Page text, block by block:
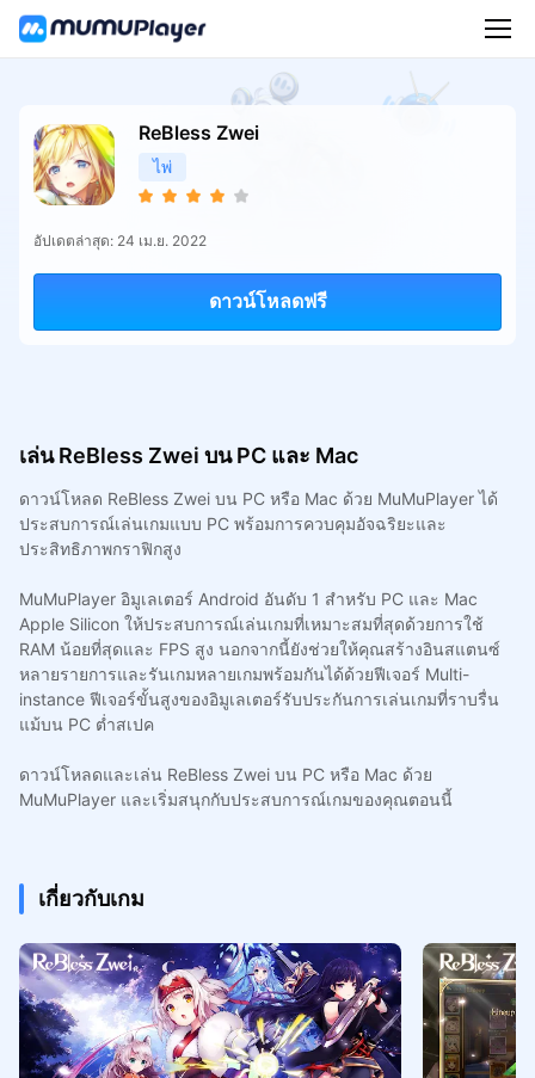
ReBless Zwei
ไพ่
อัปเดตล่าสุด: 24 เม.ย. 2022
ดาวน์โหลดฟรี
เล่น ReBless Zwei บน PC และ Mac
ดาวน์โหลด ReBless Zwei บน PC หรือ Mac ด้วย MuMuPlayer ได้
ประสบการณ์เล่นเกมแบบ PC พร้อมการควบคุมอัจฉริยะและ
ประสิทธิภาพกราฟิกสูง
MuMuPlayer อิมูเลเตอร์ Android อันดับ 1 สำหรับ PC และ Mac
Apple Silicon ให้ประสบการณ์เล่นเกมที่เหมาะสมที่สุดด้วยการใช้
RAM น้อยที่สุดและ FPS สูง นอกจากนี้ยังช่วยให้คุณสร้างอินสแตนซ์
หลายรายการและรันเกมหลายเกมพร้อมกันได้ด้วยฟีเจอร์ Multi-
instance ฟีเจอร์ขั้นสูงของอิมูเลเตอร์รับประกันการเล่นเกมที่ราบรื่น
แม้บน PC ต่ำสเปค
ดาวน์โหลดและเล่น ReBless Zwei บน PC หรือ Mac ด้วย
MuMuPlayer และเริ่มสนุกกับประสบการณ์เกมของคุณตอนนี้
เกี่ยวกับเกม